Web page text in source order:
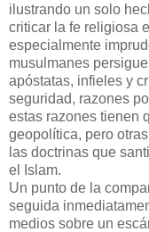
ilustrando un solo
criticar la fe religiosa
especialmente
musulmanes
apóstatas, infieles y
seguridad, razones
estas razones tienen
geopolítica, pero
las doctrinas que
el Islam.
Un punto de la
seguida
medios sobre un